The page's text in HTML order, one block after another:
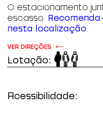
O estacionamento
escasso.
nesta localização
VER DIREÇÕES
Lotação:
Acessibilidade: